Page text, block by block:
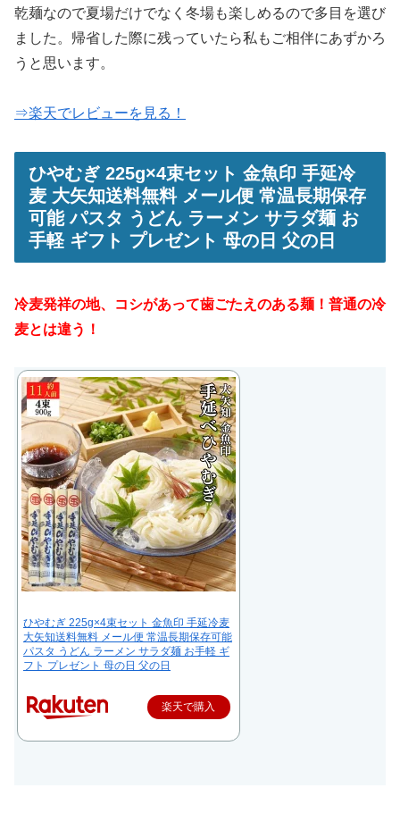
乾麺なので夏場だけでなく冬場も楽しめるので多目を選び
ました。帰省した際に残っていたら私もご相伴にあずかろ
うと思います。
⇒楽天でレビューを見る！
ひやむぎ 225g×4束セット 金魚印 手延冷
麦 大矢知送料無料 メール便 常温長期保存
可能 パスタ うどん ラーメン サラダ麺 お
手軽 ギフト プレゼント 母の日 父の日
冷麦発祥の地、コシがあって歯ごたえのある麺！普通の冷
麦とは違う！
ひやむぎ 225g×4束セット 金魚印 手延冷麦
大矢知送料無料 メール便 常温長期保存可能
パスタ うどん ラーメン サラダ麺 お手軽 ギ
フト プレゼント 母の日 父の日
楽天で購入